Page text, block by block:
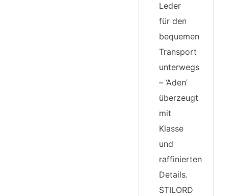
Leder
für den
bequemen
Transport
unterwegs
– ‘Aden’
überzeugt
mit
Klasse
und
raffinierten
Details.
STILORD